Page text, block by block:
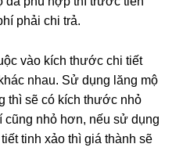
phải chi trả.
vào kích thước chi tiết
nhau. Sử dụng lăng mộ
thì sẽ có kích thước nhỏ
cũng nhỏ hơn, nếu sử dụng
tinh xảo thì giá thành sẽ